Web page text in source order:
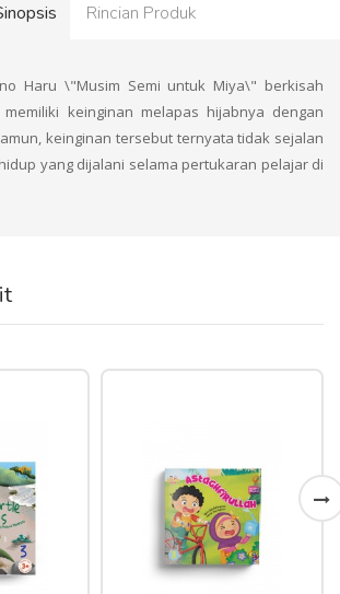
Rincian Produk
Haru \"Musim Semi untuk Miya\" berkisah
keinginan melapas hijabnya dengan
keinginan tersebut ternyata tidak sejalan
yang dijalani selama pertukaran pelajar di